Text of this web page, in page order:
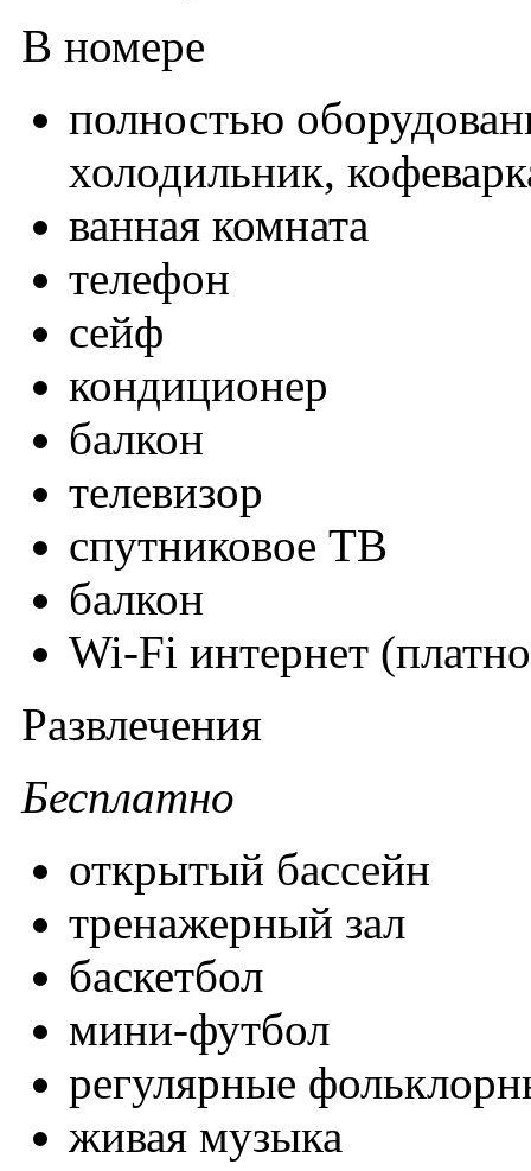
В номере
полностью
холодильник,
ванная комната
телефон
сейф
кондиционер
балкон
телевизор
спутниковое ТВ
балкон
Wi-Fi интернет
Развлечения
Бесплатно
открытый бассейн
тренажерный зал
баскетбол
мини-футбол
регулярные
живая музыка